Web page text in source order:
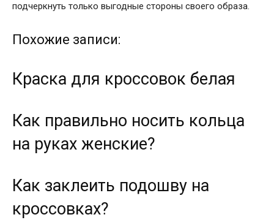
подчеркнуть только выгодные стороны своего образа.
Похожие записи:
Краска для кроссовок белая
Как правильно носить кольца
на руках женские?
Как заклеить подошву на
кроссовках?